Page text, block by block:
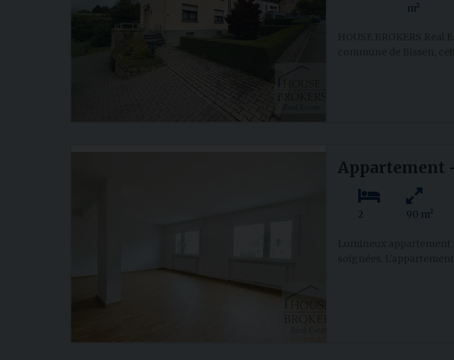
m²
Appartement
2 90 m²